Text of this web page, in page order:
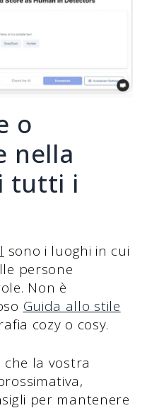
o
nella
tutti i
sono i luoghi in cui
persone
Non è
Guida allo stile
cozy o cosy.
la vostra
per mantenere